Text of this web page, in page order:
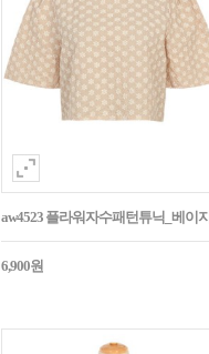
aw4523 플라워자수패턴튜닉_베이지
6,900원